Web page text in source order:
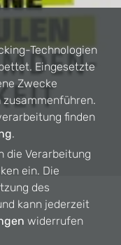
Technologien
Eingesetzte
Zwecke
finden
.
die Verarbeitung
ein. Die
des
kann jederzeit
widerrufen